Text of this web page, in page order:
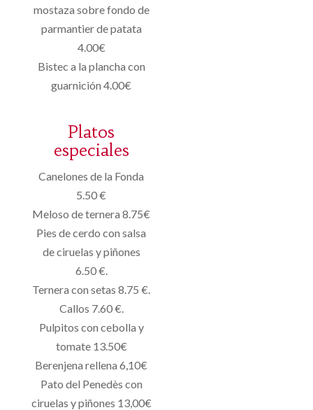
mostaza sobre fondo de
parmantier de patata
4.00€
Bistec a la plancha con
guarnición 4.00€
Platos
especiales
Canelones de la Fonda
5.50 €
Meloso de ternera 8.75€
Pies de cerdo con salsa
de ciruelas y piñones
6.50 €.
Ternera con setas 8.75 €.
Callos 7.60 €.
Pulpitos con cebolla y
tomate 13.50€
Berenjena rellena 6,10€
Pato del Penedès con
ciruelas y piñones 13,00€